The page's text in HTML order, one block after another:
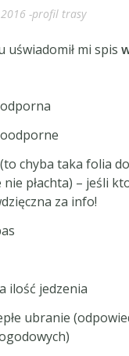
2016 -profil trasy
uświadomił mi spis
chyba taka folia
nie płachta) – jeśli
za info!
ilość jedzenia
ubranie